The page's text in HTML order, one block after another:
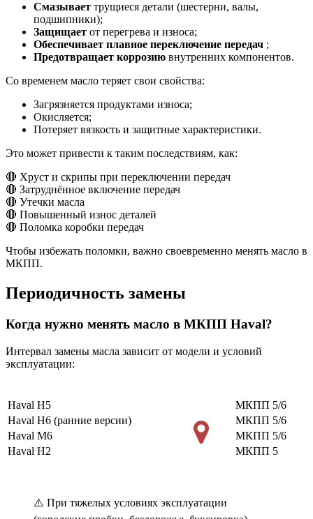
Смазывает трущиеся детали (шестерни, валы,
подшипники);
Защищает от перегрева и износа;
Обеспечивает плавное переключение передач ;
Предотвращает коррозию внутренних компонентов.
Со временем масло теряет свои свойства:
Загрязняется продуктами износа;
Окисляется;
Потеряет вязкость и защитные характеристики.
Это может привести к таким последствиям, как:
🔴 Хруст и скрипы при переключении передач
🔴 Затруднённое включение передач
🔴 Утечки масла
🔴 Повышенный износ деталей
🔴 Поломка коробки передач
Чтобы избежать поломки, важно своевременно менять масло в
МКПП.
Периодичность замены
Когда нужно менять масло в МКПП Haval?
Интервал замены масла зависит от модели и условий
эксплуатации:
Haval H5
МКПП 5/6
Haval H6 (ранние версии)
МКПП 5/6
Haval M6
МКПП 5/6
Haval H2
МКПП 5
⚠️ При тяжелых условиях эксплуатации